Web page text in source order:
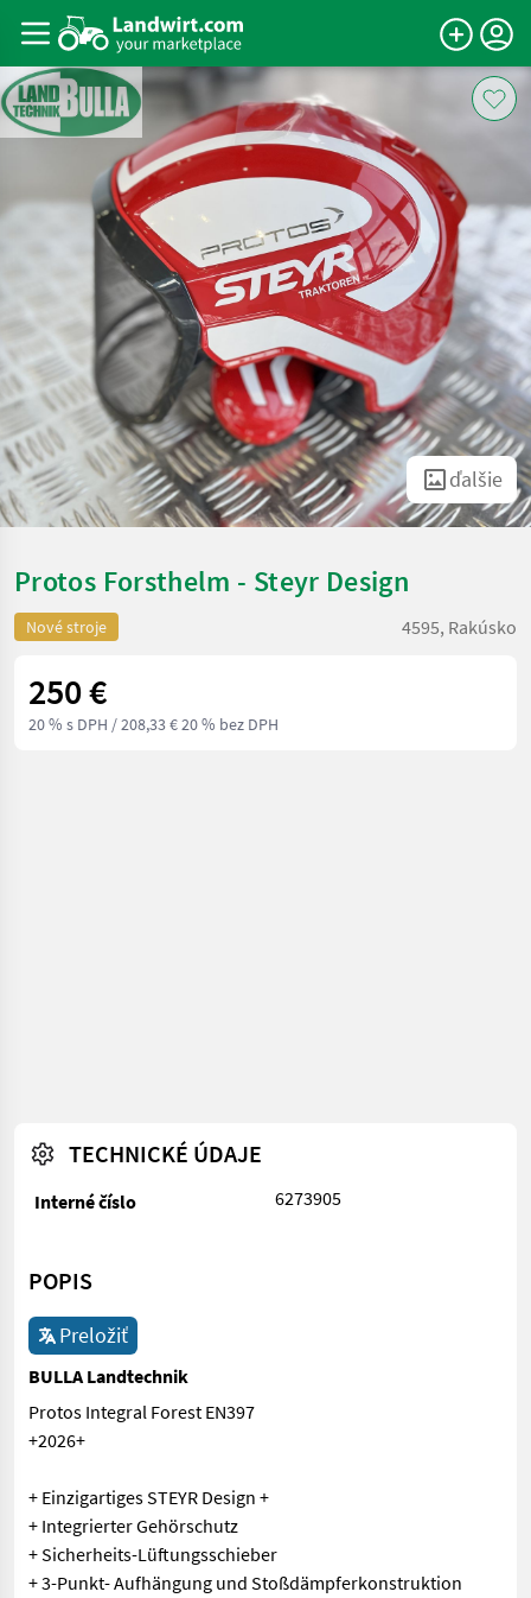
ďalšie
Protos Forsthelm - Steyr Design
Nové stroje 4595, Rakúsko
250 €
20 % s DPH / 208,33 € 20 % bez DPH
TECHNICKÉ ÚDAJE
Interné číslo 6273905
POPIS
Preložiť
BULLA Landtechnik
Protos Integral Forest EN397
+2026+
+ Einzigartiges STEYR Design +
+ Integrierter Gehörschutz
+ Sicherheits-Lüftungsschieber
+ 3-Punkt- Aufhängung und Stoßdämpferkonstruktion